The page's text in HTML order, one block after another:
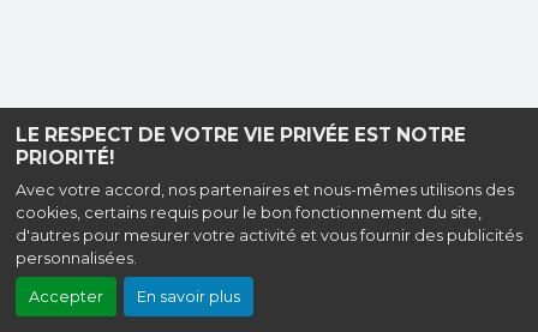
LE RESPECT DE VOTRE VIE PRIVÉE EST NOTRE
PRIORITÉ!
Avec votre accord, nos partenaires et nous-mêmes utilisons des
cookies, certains requis pour le bon fonctionnement du site,
d'autres pour mesurer votre activité et vous fournir des publicités
personnalisées.
Accepter En savoir plus